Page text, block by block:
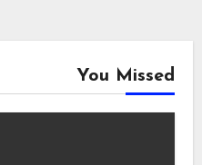
You Missed